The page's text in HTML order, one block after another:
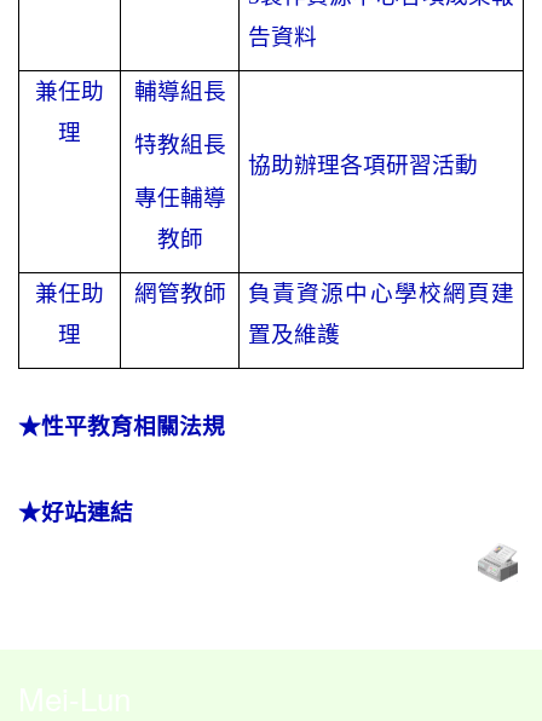
告資料
兼任助
理
輔導組長
特教組長
專任輔導
教師
協助辦理各項研習活動
兼任助
理
網管教師
負責資源中心學校網頁建
置及維護
★性平教育相關法規
★好站連結
Mei-Lun